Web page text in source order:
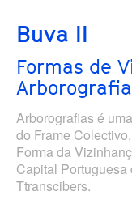
Buva II
Formas de
Arborografias é
do Frame
Forma da
Capital
Ttranscibers.